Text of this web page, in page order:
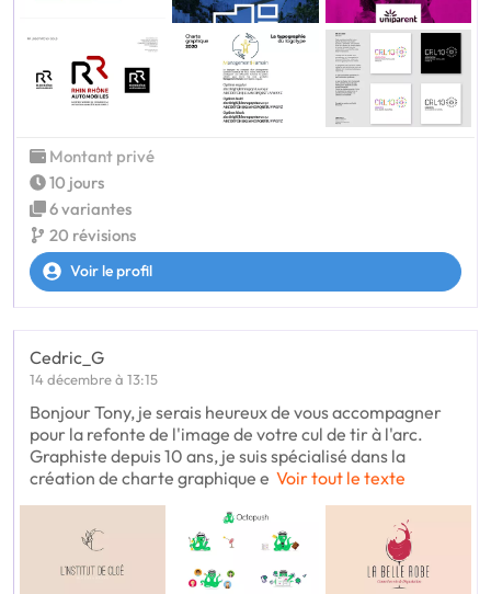
Montant privé
10 jours
6 variantes
20 révisions
Voir le profil
Cedric_G
14 décembre à 13:15
Bonjour Tony, je serais heureux de vous accompagner
pour la refonte de l'image de votre cul de tir à l'arc.
Graphiste depuis 10 ans, je suis spécialisé dans la
création de charte graphique e Voir tout le texte